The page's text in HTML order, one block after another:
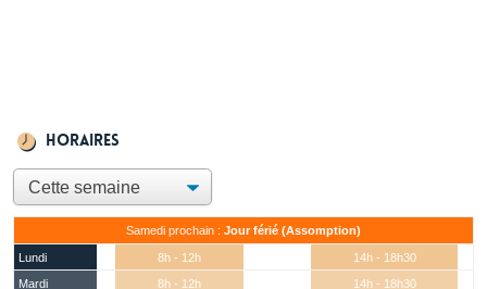
Horaires
Samedi prochain : Jour férié (Assomption)
Lundi 8h - 12h
14h - 18h30
Mardi
8h - 12h
14h - 18h30